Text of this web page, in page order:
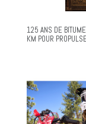
125 ANS DE
KM POUR